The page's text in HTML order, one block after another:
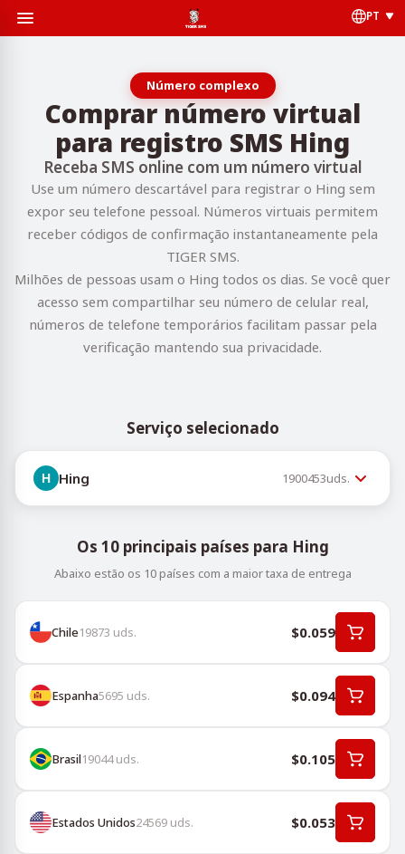
PT
Número complexo
Comprar número virtual
para registro SMS Hing
Receba SMS online com um número virtual
Use um número descartável para registrar o Hing sem
expor seu telefone pessoal. Números virtuais permitem
receber códigos de confirmação instantaneamente pela
TIGER SMS.
Milhões de pessoas usam o Hing todos os dias. Se você quer
acesso sem compartilhar seu número de celular real,
números de telefone temporários facilitam passar pela
verificação mantendo sua privacidade.
Serviço selecionado
Hing 1900453uds.
Os 10 principais países para Hing
Abaixo estão os 10 países com a maior taxa de entrega
Chile19873 uds. $0.059
Espanha5695 uds. $0.094
Brasil19044uds. $0.105
Estados Unidos24569 uds. $0.053